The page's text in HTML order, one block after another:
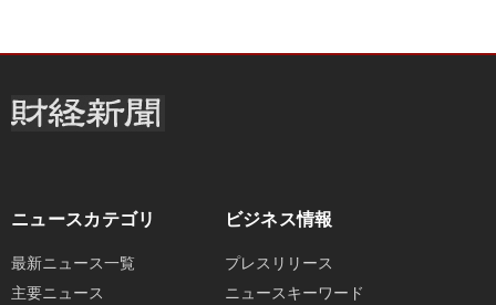
ニュースカテゴリ
最新ニュース一覧
主要ニュース
ビジネス情報
プレスリリース
ニュースキーワード